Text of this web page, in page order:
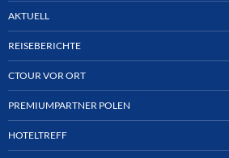
AKTUELL
REISEBERICHTE
CTOUR VOR ORT
PREMIUMPARTNER POLEN
HOTELTREFF